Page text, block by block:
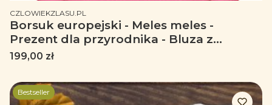
PRODUCENT
CZLOWIEKZLASU.PL
Borsuk europejski - Meles meles -
Prezent dla przyrodnika - Bluza z
borsukiem - Bluza premium
Cena
199,00 zł
Bestseller